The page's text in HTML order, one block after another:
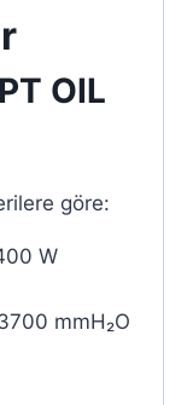
OIL
göre:
W
mmH₂O